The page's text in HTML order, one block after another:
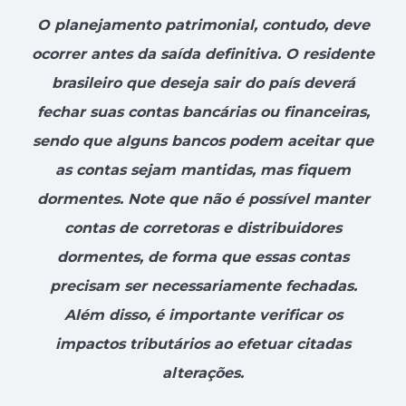
O planejamento patrimonial, contudo, deve
ocorrer antes da saída definitiva. O residente
brasileiro que deseja sair do país deverá
fechar suas contas bancárias ou financeiras,
sendo que alguns bancos podem aceitar que
as contas sejam mantidas, mas fiquem
dormentes. Note que não é possível manter
contas de corretoras e distribuidores
dormentes, de forma que essas contas
precisam ser necessariamente fechadas.
Além disso, é importante verificar os
impactos tributários ao efetuar citadas
alterações.